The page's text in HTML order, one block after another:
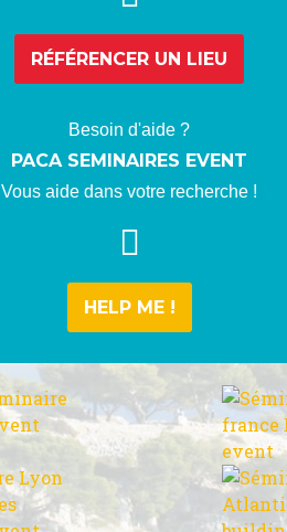
RÉFÉRENCER UN LIEU
Besoin d'aide ?
PACA SEMINAIRES EVENT
Vous aide dans votre recherche !
HELP ME !